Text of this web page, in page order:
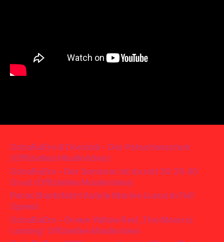
SchaRaEm & Dominik – Der Patschenschuh
(Offizielles Musikvideo)
SchaRaEm – Der Sommer ist da mit 30 35 40
Grad (Offizielles Musikvideo)
Porec Bootsfahrt Astyle Marine Luxus in Full
Speed
SchaRaEm – Green Yellow Red „The Moon is
coming“ Offizielles Musikvideo